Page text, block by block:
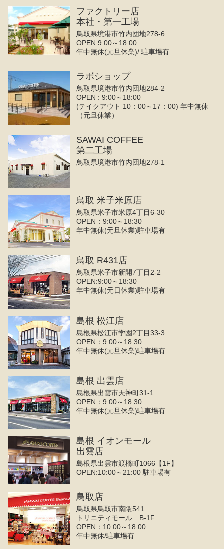
ファクトリー店
本社・第一工場
鳥取県境港市竹内団地278-6
OPEN:9:00～18:00
年中無休(元旦休業)/ 駐車場有
ラボショップ
鳥取県境港市竹内団地284-2
OPEN : 9:00～18:00
(テイクアウト 10：00～17：00) 年中無休
（元旦休業）
SAWAI COFFEE
第二工場
鳥取県境港市竹内団地278-1
鳥取 米子米原店
鳥取県米子市米原4丁目6-30
OPEN：9:00～18:30
年中無休(元旦休業)駐車場有
鳥取 R431店
鳥取県米子市新開7丁目2-2
OPEN:9:00～18:30
年中無休(元日休業)駐車場有
島根 松江店
島根県松江市学園2丁目33-3
OPEN：9:00～18:30
年中無休(元旦休業)駐車場有
島根 出雲店
島根県出雲市天神町31-1
OPEN：9:00～18:30
年中無休(元旦休業)駐車場有
島根 イオンモール
出雲店
島根県出雲市渡橋町1066【1F】
OPEN:10:00～21:00 駐車場有
鳥取店
鳥取県鳥取市南隈541
トリニティモール B-1F
OPEN：10:00～18:00
年中無休/駐車場有